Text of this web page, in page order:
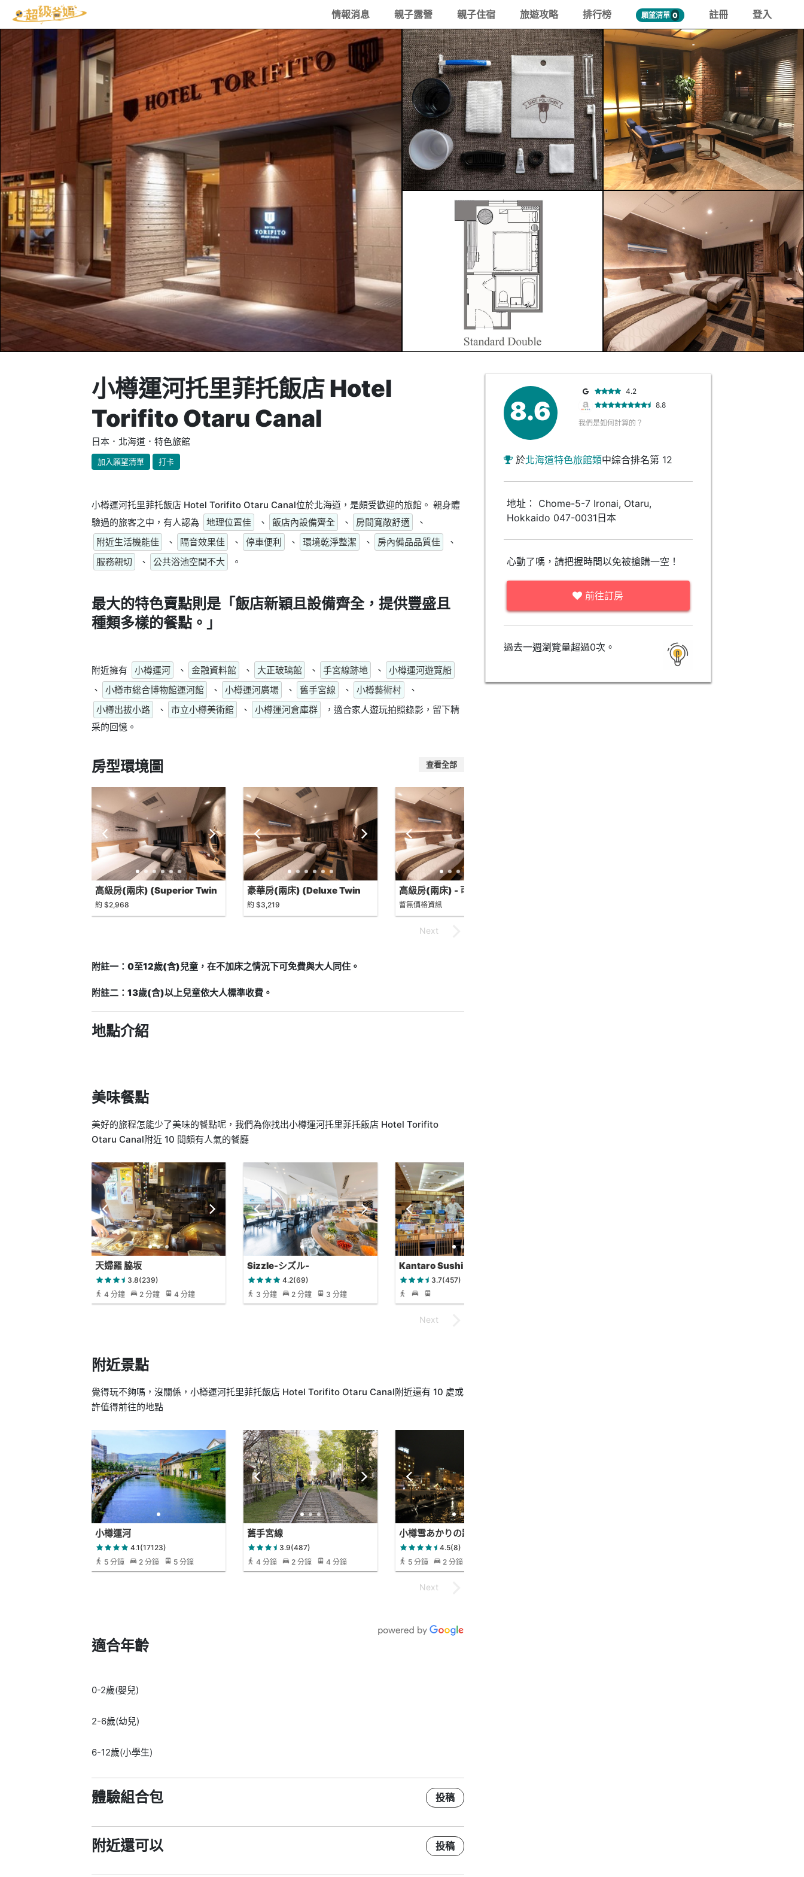
情報消息 親子露營 親子住宿 旅遊攻略 排行榜 願望清單 0 註冊 登入
小樽運河托里菲托飯店 Hotel
Torifito Otaru Canal
日本．北海道．特色旅館
加入願望清單 打卡
小樽運河托里菲托飯店 Hotel Torifito Otaru Canal位於北海道，是頗受歡迎的旅館。 親身體
驗過的旅客之中，有人認為
地理位置佳 、 飯店內設備齊全 、 房間寬敞舒適
、
附近生活機能佳
、 隔音效果佳 、 停車便利 、 環境乾淨整潔 、 房內備品品質佳
、
服務親切
、 公共浴池空間不大 。
最大的特色賣點則是「飯店新穎且設備齊全，提供豐盛且
種類多樣的餐點。」
附近擁有 小樽運河 、 金融資料館 、 大正玻璃館 、 手宮線跡地 、
小樽運河遊覽船
、
小樽市総合博物館運河館 、 小樽運河廣場 、 舊手宮線 、 小樽藝術村
、
小樽出拔小路
、 市立小樽美術館 、 小樽運河倉庫群
，適合家人遊玩拍照錄影，留下精
采的回憶。
房型環境圖 查看全部
高級房(兩床) (Superior Twin
Room)
約 $2,968
豪華房(兩床) (Deluxe Twin
Room)
約 $3,219
高級房(兩床) - 可住3人
(Superior Twin for Triple
use)
暫無價格資訊
附註一：0至12歲(含)兒童，在不加床之情況下可免費與大人同住。
附註二：13歲(含)以上兒童依大人標準收費。
地點介紹
美味餐點
美好的旅程怎能少了美味的餐點呢，我們為你找出小樽運河托里菲托飯店 Hotel Torifito
Otaru Canal附近 10 間頗有人氣的餐廳
天婦羅 脇坂
3.8(239)
4 分鐘
2 分鐘 4 分鐘
Sizzle-シズル-
4.2(69)
3 分鐘
2 分鐘 3 分鐘
Kantaro Sushi
3.7(457)
附近景點
覺得玩不夠嗎，沒關係，小樽運河托里菲托飯店 Hotel Torifito Otaru Canal附近還有 10 處或
許值得前往的地點
小樽運河
4.1(17123)
5 分鐘
2 分鐘 5 分鐘
舊手宮線
3.9(487)
4 分鐘
2 分鐘 4 分鐘
小樽雪あかりの路 運河会場
4.5(8)
5 分鐘
2 分鐘
適合年齡
0-2歲(嬰兒)
2-6歲(幼兒)
6-12歲(小學生)
體驗組合包 投稿
附近還可以 投稿
8.6
4.2
8.8
我們是如何計算的？
於北海道特色旅館類中綜合排名第 12
地址： Chome-5-7 Ironai, Otaru,
Hokkaido 047-0031日本
心動了嗎，請把握時間以免被搶購一空！
前往訂房
過去一週瀏覽量超過0次。